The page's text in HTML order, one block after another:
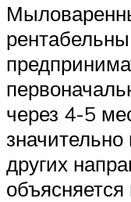
через 4-5
других
объясняется